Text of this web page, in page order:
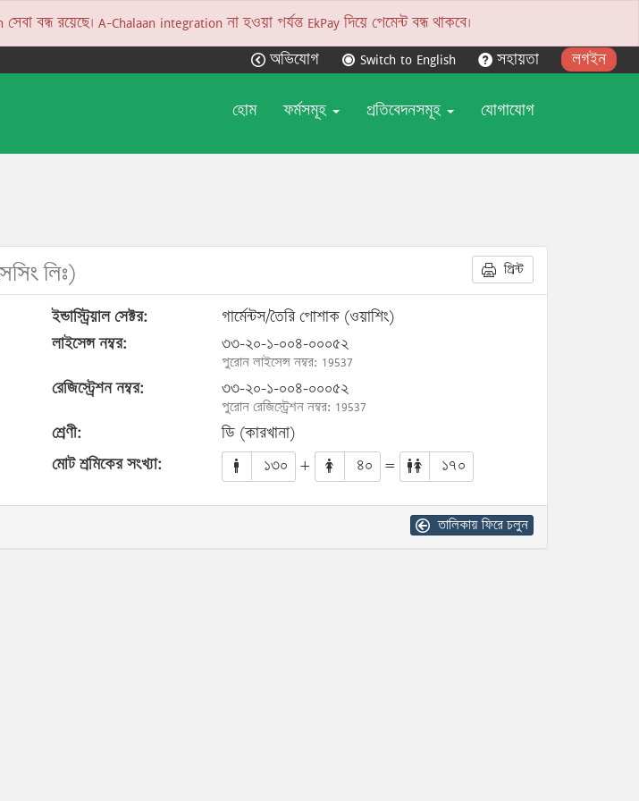
বন্ধ রয়েছে। A-Chalaan integration না হওয়া পর্যন্ত EkPay দিয়ে পেমেন্ট বন্ধ থাকবে।
অভিযোগ Switch to English সহায়তা লগইন
হোম ফর্মসমূহ প্রতিবেদনসমূহ যোগাযোগ
লিঃ) প্রিন্ট
ইন্ডাস্ট্রিয়াল সেক্টর:
গার্মেন্টস/তৈরি পোশাক (ওয়াশিং)
লাইসেন্স নম্বর:
৩৩-২০-১-০০৪-০০০৫২
পুরোন লাইসেন্স নম্বর: 19537
রেজিস্ট্রেশন নম্বর: ৩৩-২০-১-০০৪-০০০৫২
পুরোন রেজিস্ট্রেশন নম্বর: 19537
শ্রেণী:
ডি (কারখানা)
মোট শ্রমিকের সংখ্যা:
১৩০ + ৪০ = ১৭০
তালিকায় ফিরে চলুন